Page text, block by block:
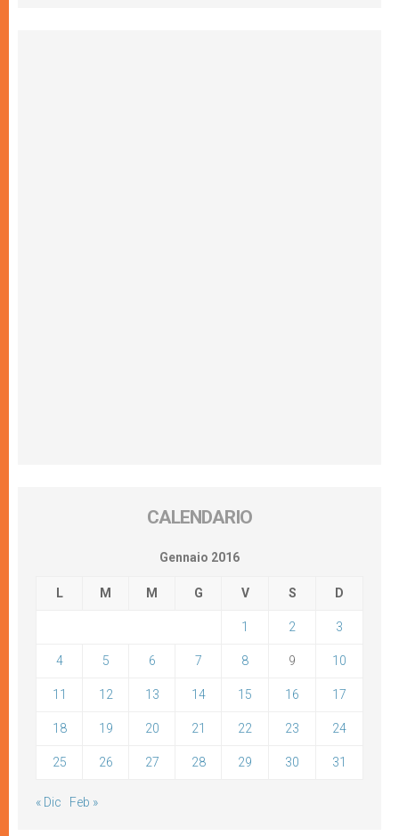
CALENDARIO
Gennaio 2016
L M M G V S D
1 2 3
4 5 6 7 8 9 10
11 12 13 14 15 16 17
18 19 20 21 22 23 24
25 26 27 28 29 30 31
« Dic Feb »